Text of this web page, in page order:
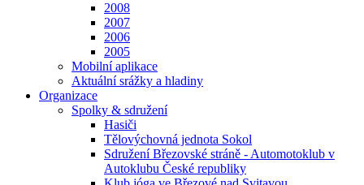
2008
2007
2006
2005
Mobilní aplikace
Aktuální srážky a hladiny
Organizace
Spolky & sdružení
Hasiči
Tělovýchovná jednota Sokol
Sdružení Březovské stráně - Automotoklub v
Autoklubu České republiky